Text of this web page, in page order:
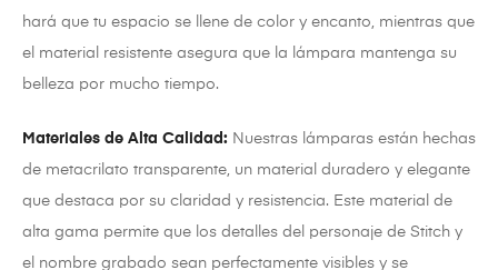
hará que tu espacio se llene de color y encanto, mientras que
el material resistente asegura que la lámpara mantenga su
belleza por mucho tiempo.
Materiales de Alta Calidad: Nuestras lámparas están hechas
de metacrilato transparente, un material duradero y elegante
que destaca por su claridad y resistencia. Este material de
alta gama permite que los detalles del personaje de Stitch y
el nombre grabado sean perfectamente visibles y se